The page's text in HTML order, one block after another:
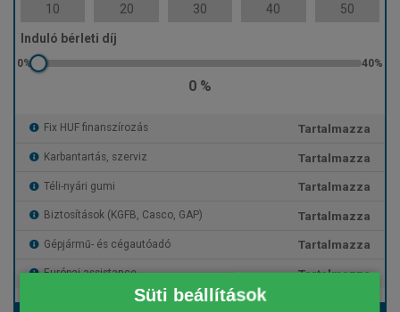
Süti beállítások
10
20 30 40 50
Induló bérleti díj
0 %
Fix HUF finanszírozás Tartalmazza
Karbantartás, szerviz Tartalmazza
Téli-nyári gumi Tartalmazza
Biztosítások (KGFB, Casco, GAP) Tartalmazza
Gépjármű- és cégautóadó Tartalmazza
Európai assistance Tartalmazza